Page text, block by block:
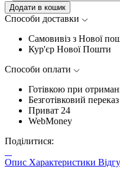
Додати в кошик
Способи доставки
Самовивіз з Нової
Кур'єр Нової Пошти
Способи оплати
Готівкою при
Безготівковий переказ
Приват 24
WebMoney
Поділитися:
Опис Характеристики